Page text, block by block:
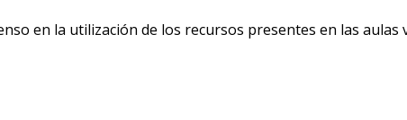
en la utilización de los recursos presentes en las